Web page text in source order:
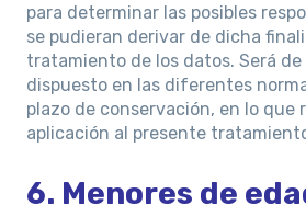
para determinar las posibles
se pudieran derivar de dicha
tratamiento de los datos. Será
dispuesto en las diferentes
plazo de conservación, en lo que
aplicación al presente
6. Menores de